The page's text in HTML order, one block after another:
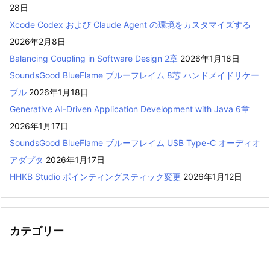
28日
Xcode Codex および Claude Agent の環境をカスタマイズする
2026年2月8日
Balancing Coupling in Software Design 2章 2026年1月18日
SoundsGood BlueFlame ブルーフレイム 8芯 ハンドメイドリケー
ブル 2026年1月18日
Generative AI-Driven Application Development with Java 6章
2026年1月17日
SoundsGood BlueFlame ブルーフレイム USB Type-C オーディオ
アダプタ 2026年1月17日
HHKB Studio ポインティングスティック変更 2026年1月12日
カテゴリー